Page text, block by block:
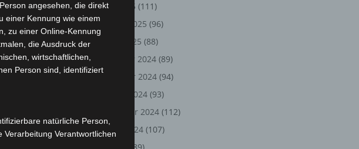
166
bei
März 2025 (111)
Februar 2025 (96)
Januar 2025 (88)
Dezember 2024 (89)
November 2024 (94)
Oktober 2024 (93)
September 2024 (112)
August 2024 (107)
angesehen, die direkt
einer Kennung wie einem
zu einer Online-Kennung
die Ausdruck der
wirtschaftlichen,
Person sind, identifiziert
natürliche Person,
Verantwortlichen